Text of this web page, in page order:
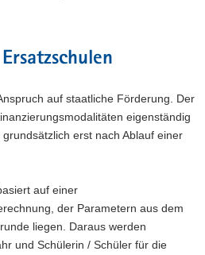
auf staatliche Förderung. Der
eigenständig
erst nach Ablauf einer
auf einer
der Parametern aus dem
liegen. Daraus werden
und Schülerin / Schüler für die